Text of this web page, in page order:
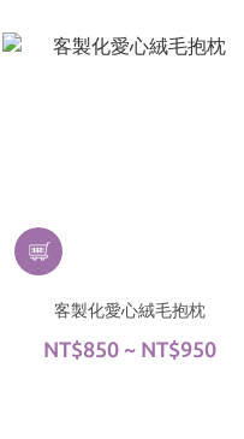
客製化愛心絨毛抱枕
NT$850 ~ NT$950